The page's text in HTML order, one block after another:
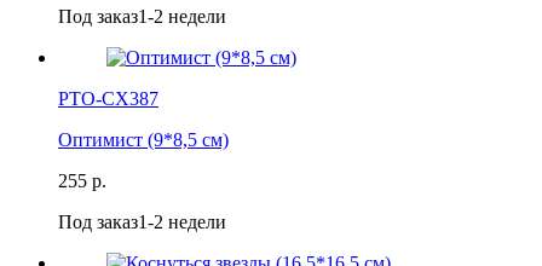
Под заказ1-2 недели
РТО-СХ387
Оптимист (9*8,5 см)
255 р.
Под заказ1-2 недели